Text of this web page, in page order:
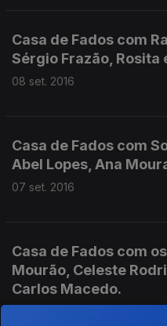
Casa de Fados com
Sérgio Frazão, Rosita
08 set. 2016
Casa de Fados com
Abel Lopes, Ana
07 set. 2016
Casa de Fados com
Mourão, Celeste
Carlos Macedo.